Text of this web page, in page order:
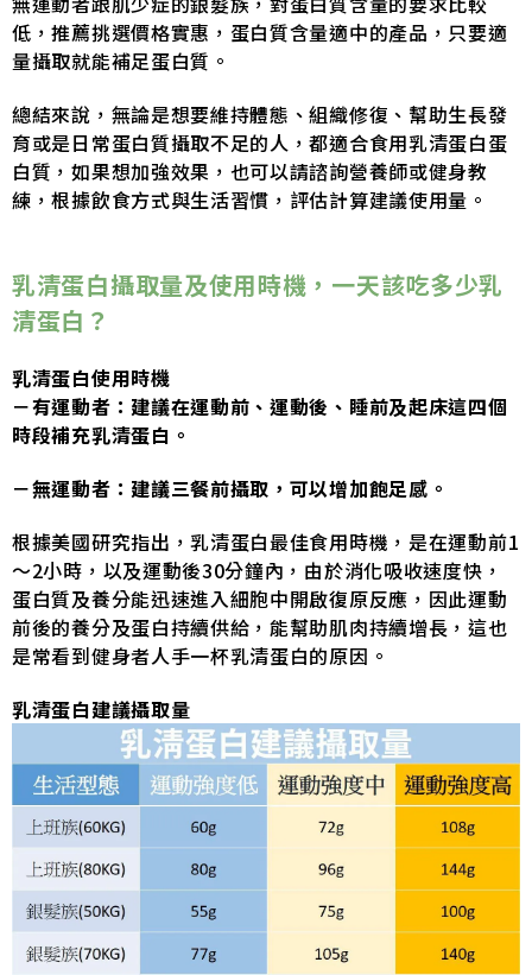
低，推薦挑選價格實惠，蛋白質含量適中的產品，只要適
量攝取就能補足蛋白質。
總結來說，無論是想要維持體態、組織修復、幫助生長發
育或是日常蛋白質攝取不足的人，都適合食用乳清蛋白蛋
白質，如果想加強效果，也可以請諮詢營養師或健身教
練，根據飲食方式與生活習慣，評估計算建議使用量。
乳清蛋白攝取量及使用時機，一天該吃多少乳
清蛋白？
乳清蛋白使用時機
－有運動者：建議在運動前、運動後、睡前及起床這四個
時段補充乳清蛋白。
－無運動者：建議三餐前攝取，可以增加飽足感。
根據美國研究指出，乳清蛋白最佳食用時機，是在運動前1
～2小時，以及運動後30分鐘內，由於消化吸收速度快，
蛋白質及養分能迅速進入細胞中開啟復原反應，因此運動
前後的養分及蛋白持續供給，能幫助肌肉持續增長，這也
是常看到健身者人手一杯乳清蛋白的原因。
乳清蛋白建議攝取量